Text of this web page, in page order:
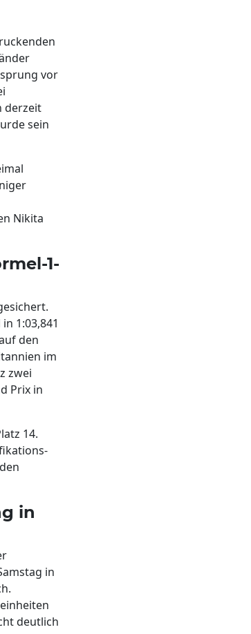
vor
derzeit
sein
Nikita
1-
1:03,841
den
im
zwei
Prix in
14.
in
in
deutlich